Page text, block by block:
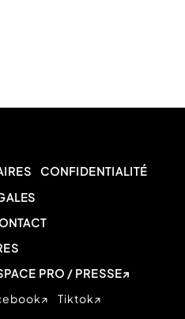
CONFIDENTIALITÉ
PRO / PRESSE
Tiktok